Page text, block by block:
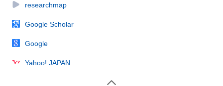
researchmap
Google Scholar
Google
Yahoo! JAPAN